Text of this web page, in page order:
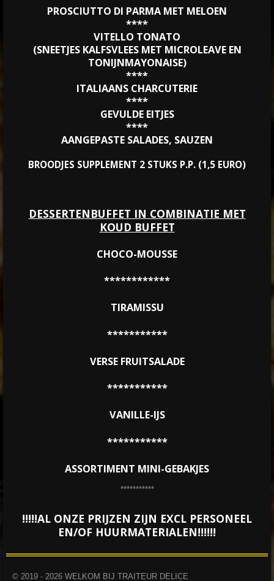
PROSCIUTTO DI PARMA MET MELOEN
****
VITELLO TONATO
(SNEETJES KALFSVLEES MET MICROLEAVE EN
TONIJNMAYONAISE)
****
ITALIAANS CHARCUTERIE
****
GEVULDE EITJES
****
AANGEPASTE SALADES, SAUZEN
BROODJES SUPPLEMENT 2 STUKS P.P. (1,5 EURO)
DESSERTENBUFFET IN COMBINATIE MET
KOUD BUFFET
CHOCO-MOUSSE
************
TIRAMISSU
***********
VERSE FRUITSALADE
***********
VANILLE-IJS
***********
ASSORTIMENT MINI-GEBAKJES
***********
!!!!!AL ONZE PRIJZEN ZIJN EXCL PERSONEEL
EN/OF HUURMATERIALEN!!!!!!
© 2019 - 2026 WELKOM BIJ TRAITEUR DELICE